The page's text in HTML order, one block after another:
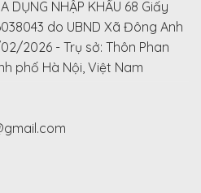
DỤNG NHẬP KHẨU 68 Giấy
do UBND Xã Đông Anh
2026 - Trụ sở: Thôn Phan
phố Hà Nội, Việt Nam